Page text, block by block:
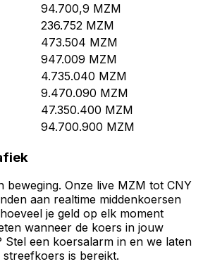
94.700,9 MZM
236.752 MZM
473.504 MZM
947.009 MZM
4.735.040 MZM
9.470.090 MZM
47.350.400 MZM
94.700.900 MZM
beweging. Onze live MZM tot CNY
aan realtime middenkoersen
je geld op elk moment
wanneer de koers in jouw
een koersalarm in en we laten
is bereikt.